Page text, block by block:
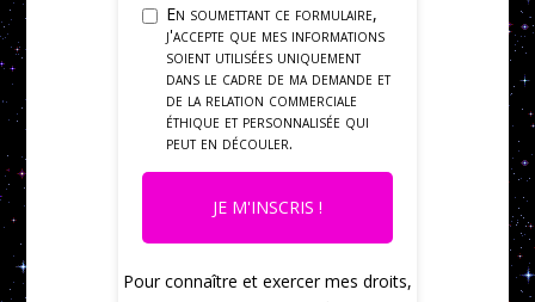
En soumettant ce formulaire,
j'accepte que mes informations
soient utilisées uniquement
dans le cadre de ma demande et
de la relation commerciale
éthique et personnalisée qui
peut en découler.
JE M'INSCRIS !
Pour connaître et exercer mes droits,